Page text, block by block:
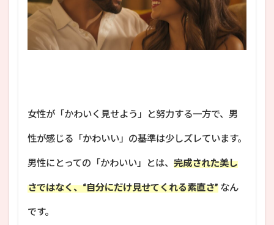
女性が「かわいく見せよう」と努力する一方で、男
性が感じる「かわいい」の基準は少しズレています。
男性にとっての「かわいい」とは、 完成された美し
さではなく、“自分にだけ見せてくれる素直さ” なん
です。